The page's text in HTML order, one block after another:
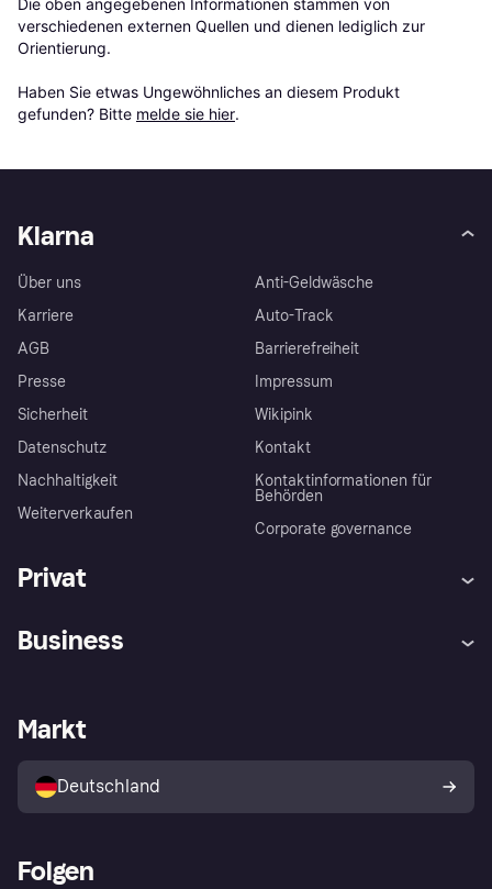
Die oben angegebenen Informationen stammen von
verschiedenen externen Quellen und dienen lediglich zur
Orientierung.
Haben Sie etwas Ungewöhnliches an diesem Produkt
gefunden? Bitte melde sie hier.
Klarna
Über uns
Karriere
AGB
Presse
Sicherheit
Datenschutz
Nachhaltigkeit
Weiterverkaufen
Anti-Geldwäsche
Auto-Track
Barrierefreiheit
Impressum
Wikipink
Kontakt
Kontaktinformationen für
Behörden
Corporate governance
Privat
Klarna App
Shops entdecken
Käuferschutzrichtlinie
Dein Widerrufsrecht
Business
Händlerportal
Markt
Deutschland
Folgen